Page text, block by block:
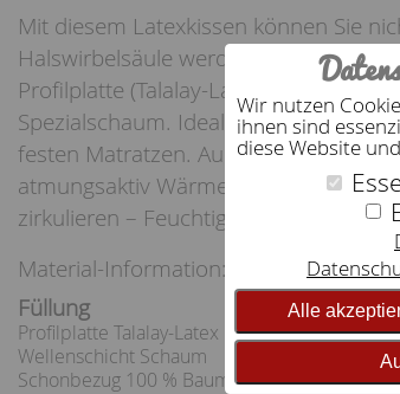
Wir nutzen
ihnen sind
diese Website
Alle
Mit diesem Latexkissen können Sie
Halswirbelsäule werden perfekt
Profilplatte (Talalay-Latex) und einer
Spezialschaum. Ideal für
festen Matratzen. Auch stark: Das
atmungsaktiv Wärmestaus. Durch
zirkulieren – Feuchtigkeit wird
Material-Information:
Füllung
Profilplatte Talalay-Latex
Wellenschicht Schaum
Schonbezug 100 % Baumwolle